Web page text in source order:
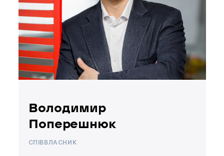
Володимир
Поперешнюк
СПІВВЛАСНИК